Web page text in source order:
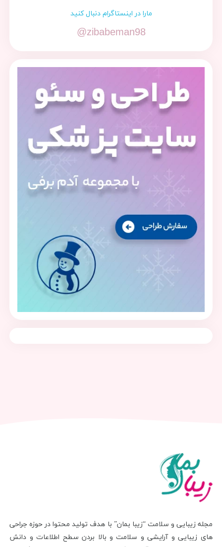
مارا در اینستاگرام دنبال کنید
@zibabeman98
مجله زیبایی و سلامت “زیبا بمان” با هدف تولید محتوا در حوزه جراحی
های زیبایی و آرایشی و سلامت و بالا بردن سطح اطلاعات و دانش